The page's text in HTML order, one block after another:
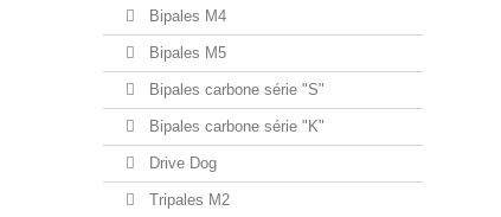
Bipales M4
Bipales M5
Bipales carbone série "S"
Bipales carbone série "K"
Drive Dog
Tripales M2